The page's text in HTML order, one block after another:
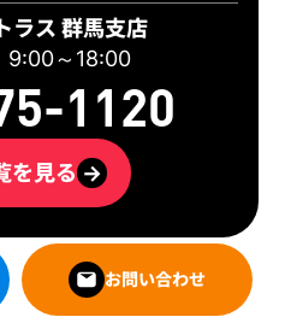
ラス 群馬支店
9:00～18:00
1120
を見る →
お問い合わせ